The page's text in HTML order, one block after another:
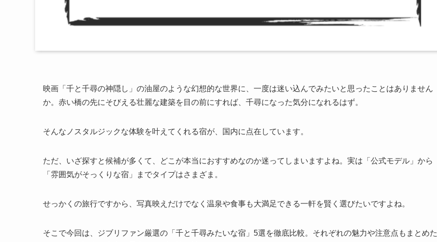
映画「千と千尋の神隠し」の油屋のような幻想的な世界に、一度は迷い込んでみたいと思ったことはありません
か。赤い橋の先にそびえる壮麗な建築を目の前にすれば、千尋になった気分になれるはず。
そんなノスタルジックな体験を叶えてくれる宿が、国内に点在しています。
ただ、いざ探すと候補が多くて、どこが本当におすすめなのか迷ってしまいますよね。実は「公式モデル」から
「雰囲気がそっくりな宿」までタイプはさまざま。
せっかくの旅行ですから、写真映えだけでなく温泉や食事も大満足できる一軒を賢く選びたいですよね。
そこで今回は、ジブリファン厳選の「千と千尋みたいな宿」5選を徹底比較。それぞれの魅力や注意点もまとめた